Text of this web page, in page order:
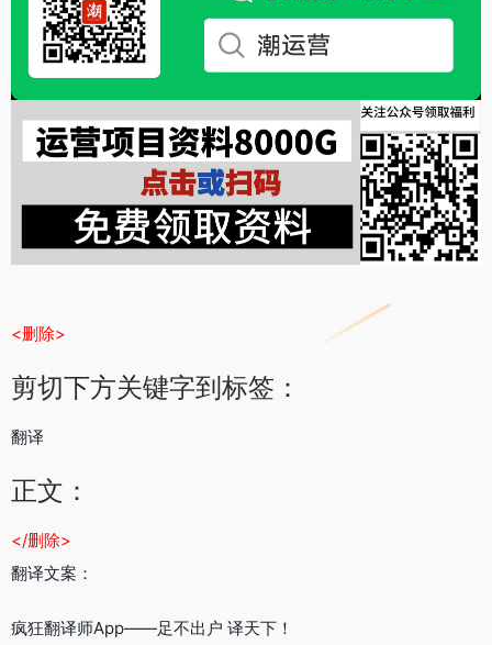
<删除>
剪切下方关键字到标签：
翻译
正文：
</删除>
翻译文案：
疯狂翻译师App——足不出户 译天下！